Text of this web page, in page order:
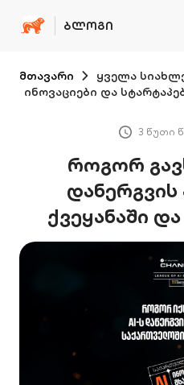
ᲑᲚᲝᲒᲘ
მთავარი ყველა
ინოვაციები და
3 წუთი
როგორ
ქვეყანაში